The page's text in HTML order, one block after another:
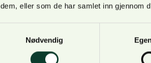
dem, eller som de har samlet inn gjennom
Nødvendig
lettes slik at de bedre slik at